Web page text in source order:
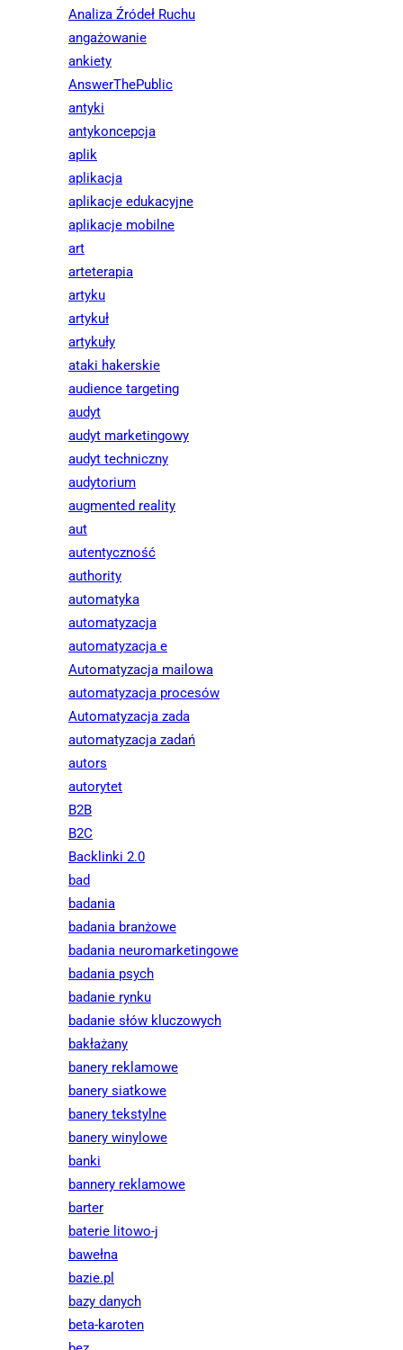
Analiza Źródeł Ruchu
angażowanie
ankiety
AnswerThePublic
antyki
antykoncepcja
aplik
aplikacja
aplikacje edukacyjne
aplikacje mobilne
art
arteterapia
artyku
artykuł
artykuły
ataki hakerskie
audience targeting
audyt
audyt marketingowy
audyt techniczny
audytorium
augmented reality
aut
autentyczność
authority
automatyka
automatyzacja
automatyzacja e
Automatyzacja mailowa
automatyzacja procesów
Automatyzacja zada
automatyzacja zadań
autors
autorytet
B2B
B2C
Backlinki 2.0
bad
badania
badania branżowe
badania neuromarketingowe
badania psych
badanie rynku
badanie słów kluczowych
bakłażany
banery reklamowe
banery siatkowe
banery tekstylne
banery winylowe
banki
bannery reklamowe
barter
baterie litowo-j
bawełna
bazie.pl
bazy danych
beta-karoten